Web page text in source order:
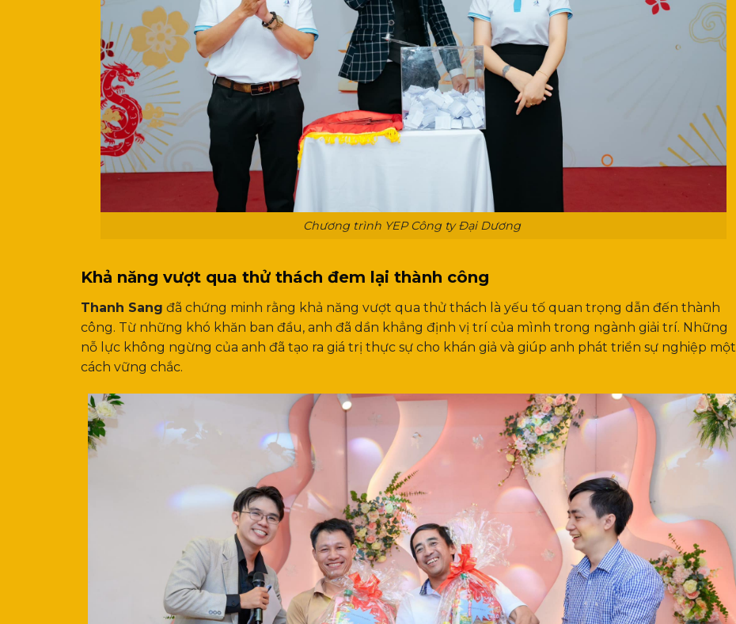
Chương trình YEP Công ty Đại Dương
Khả năng vượt qua thử thách đem lại thành công
Thanh Sang đã chứng minh rằng khả năng vượt qua thử thách là yếu tố quan trọng dẫn đến thành
công. Từ những khó khăn ban đầu, anh đã dần khẳng định vị trí của mình trong ngành giải trí. Những
nỗ lực không ngừng của anh đã tạo ra giá trị thực sự cho khán giả và giúp anh phát triển sự nghiệp một
cách vững chắc.